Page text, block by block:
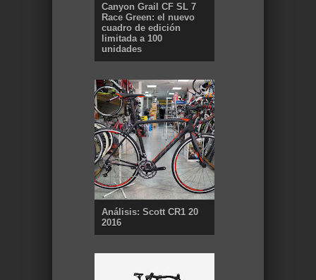
Canyon Grail CF SL 7
Race Green: el nuevo
cuadro de edición
limitada a 100
unidades
Análisis: Scott CR1 20
2016